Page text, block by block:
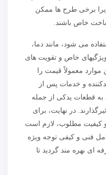
زیرا برخی طرح ها ممکن
خاص باشند.
می شود، مانند دما،
ویژگیهای خاص و تقویت های
معمولاً قیمت را
و خدمات پس از
قطعات یدکی از جمله
در نهایت، برای
کیفیت مطلوب، لازم است
فنی و کیفی توجه ویژه
ای بهره مند گردید تا